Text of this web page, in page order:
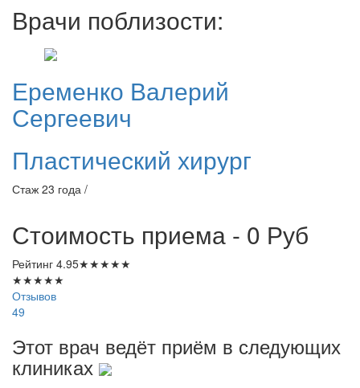
Врачи поблизости:
Еременко Валерий
Сергеевич
Пластический хирург
Стаж 23 года /
Стоимость приема - 0 Руб
Рейтинг 4.95★★★★★
★★★★★
Отзывов
49
Этот врач ведёт приём в следующих
клиниках